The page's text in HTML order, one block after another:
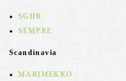
SGHR
SEMPRE
Scandinavia
MARIMEKKO